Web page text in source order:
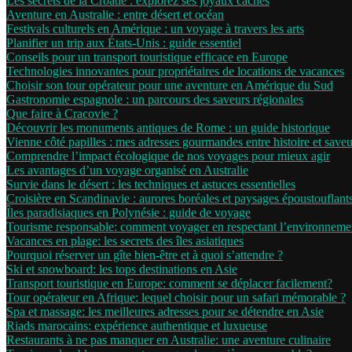
Aventure en Australie : entre désert et océan
Festivals culturels en Amérique : un voyage à travers les arts
Planifier un trip aux États-Unis : guide essentiel
Conseils pour un transport touristique efficace en Europe
Technologies innovantes pour propriétaires de locations de vacances
Choisir son tour opérateur pour une aventure en Amérique du Sud
Gastronomie espagnole : un parcours des saveurs régionales
Que faire à Cracovie ?
Découvrir les monuments antiques de Rome : un guide historique
Vienne côté papilles : mes adresses gourmandes entre histoire et
Comprendre l’impact écologique de nos voyages pour mieux agir
Les avantages d’un voyage organisé en Australie
Survie dans le désert : les techniques et astuces essentielles
Croisière en Scandinavie : aurores boréales et paysages
Îles paradisiaques en Polynésie : guide de voyage
Tourisme responsable: comment voyager en respectant
Vacances en plage: les secrets des îles asiatiques
Pourquoi réserver un gîte bien-être et à quoi s’attendre ?
Ski et snowboard: les tops destinations en Asie
Transport touristique en Europe: comment se déplacer facilement?
Tour opérateur en Afrique: lequel choisir pour un safari mémorable ?
Spa et massage: les meilleures adresses pour se détendre en Asie
Riads marocains: expérience authentique et luxueuse
Restaurants à ne pas manquer en Australie: une aventure culinaire